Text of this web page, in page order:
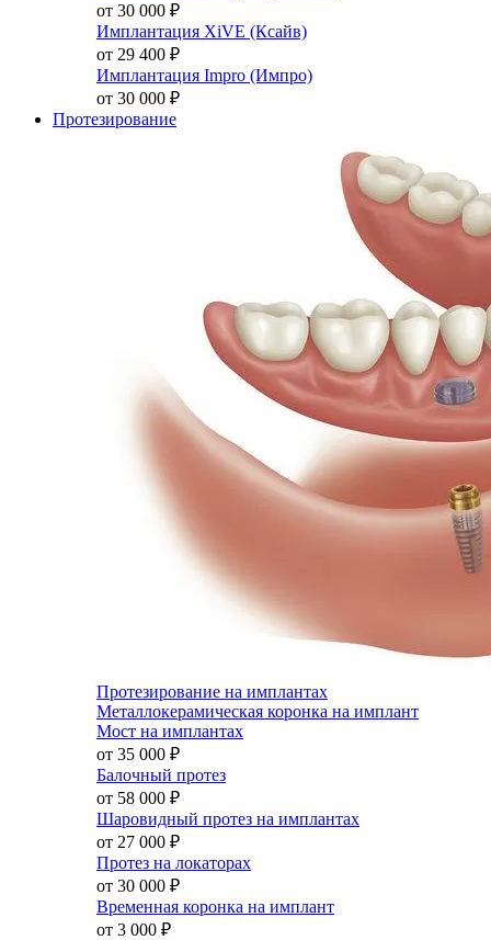
от 30 000 ₽
Имплантация XiVE (Ксайв)
от 29 400 ₽
Имплантация Impro (Импро)
от 30 000 ₽
Протезирование
Протезирование на имплантах
Металлокерамическая коронка на имплант
Мост на имплантах
от 35 000 ₽
Балочный протез
от 58 000 ₽
Шаровидный протез на имплантах
от 27 000 ₽
Протез на локаторах
от 30 000 ₽
Временная коронка на имплант
от 3 000 ₽